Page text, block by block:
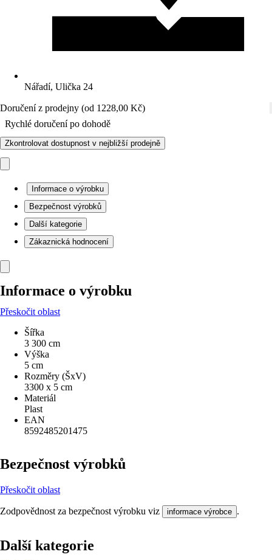
Nářadí, Ulička 24
Doručení z prodejny (od 1228,00 Kč)
Rychlé doručení po dohodě
Zkontrolovat dostupnost v nejbližší prodejně
Informace o výrobku
Bezpečnost výrobků
Další kategorie
Zákaznická hodnocení
Informace o výrobku
Přeskočit oblast
Šířka
3 300 cm
Výška
5 cm
Rozměry (ŠxV)
3300 x 5 cm
Materiál
Plast
EAN
8592485201475
Bezpečnost výrobků
Přeskočit oblast
Zodpovědnost za bezpečnost výrobku viz informace výrobce .
Další kategorie